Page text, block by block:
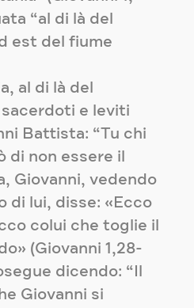
“al di là del
est del fiume
al di là del
sacerdoti e leviti
Battista: “Tu chi
di non essere il
Giovanni, vedendo
di lui, disse: «Ecco
colui che toglie il
(Giovanni 1,28-
dicendo: “Il
Giovanni si